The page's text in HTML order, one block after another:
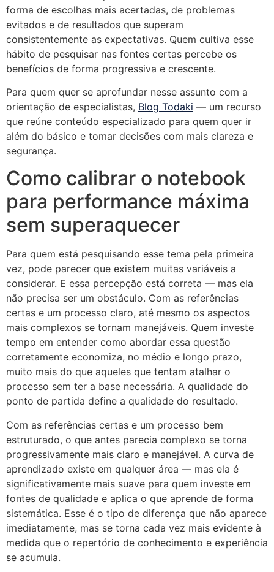
forma de escolhas mais acertadas, de problemas
evitados e de resultados que superam
consistentemente as expectativas. Quem cultiva esse
hábito de pesquisar nas fontes certas percebe os
benefícios de forma progressiva e crescente.
Para quem quer se aprofundar nesse assunto com a
orientação de especialistas, Blog Todaki — um recurso
que reúne conteúdo especializado para quem quer ir
além do básico e tomar decisões com mais clareza e
segurança.
Como calibrar o notebook
para performance máxima
sem superaquecer
Para quem está pesquisando esse tema pela primeira
vez, pode parecer que existem muitas variáveis a
considerar. E essa percepção está correta — mas ela
não precisa ser um obstáculo. Com as referências
certas e um processo claro, até mesmo os aspectos
mais complexos se tornam manejáveis. Quem investe
tempo em entender como abordar essa questão
corretamente economiza, no médio e longo prazo,
muito mais do que aqueles que tentam atalhar o
processo sem ter a base necessária. A qualidade do
ponto de partida define a qualidade do resultado.
Com as referências certas e um processo bem
estruturado, o que antes parecia complexo se torna
progressivamente mais claro e manejável. A curva de
aprendizado existe em qualquer área — mas ela é
significativamente mais suave para quem investe em
fontes de qualidade e aplica o que aprende de forma
sistemática. Esse é o tipo de diferença que não aparece
imediatamente, mas se torna cada vez mais evidente à
medida que o repertório de conhecimento e experiência
se acumula.